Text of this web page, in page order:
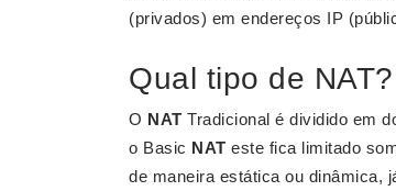
(privados) em endereços IP
Qual tipo de NAT?
O NAT Tradicional é dividido em
o Basic NAT este fica limitado
de maneira estática ou dinâmica,